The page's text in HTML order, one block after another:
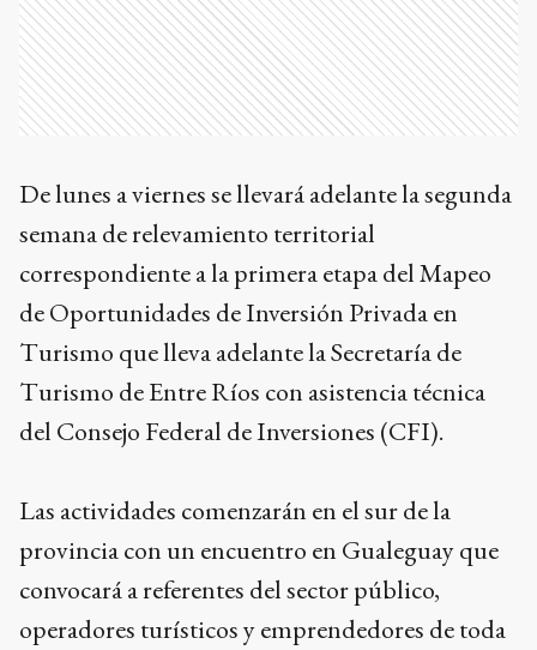
De lunes a viernes se llevará adelante la segunda
semana de relevamiento territorial
correspondiente a la primera etapa del Mapeo
de Oportunidades de Inversión Privada en
Turismo que lleva adelante la Secretaría de
Turismo de Entre Ríos con asistencia técnica
del Consejo Federal de Inversiones (CFI).
Las actividades comenzarán en el sur de la
provincia con un encuentro en Gualeguay que
convocará a referentes del sector público,
operadores turísticos y emprendedores de toda